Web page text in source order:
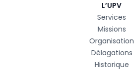
L’UPV
Services
Missions
Organisation
Délagations
Historique